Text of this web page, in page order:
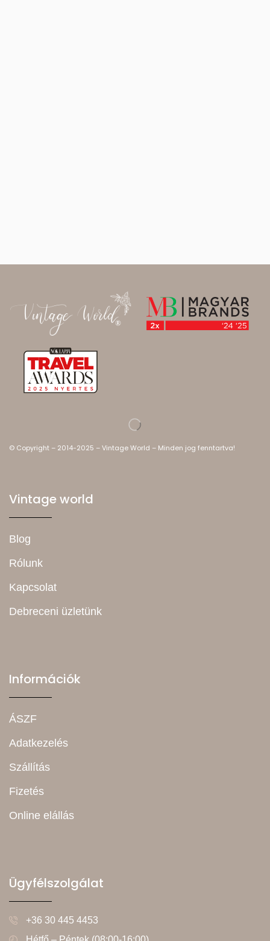
© Copyright – 2014-2025 – Vintage World – Minden jog fenntartva!
Vintage world
Blog
Rólunk
Kapcsolat
Debreceni üzletünk
Információk
ÁSZF
Adatkezelés
Szállítás
Fizetés
Online elállás
Ügyfélszolgálat
+36 30 445 4453